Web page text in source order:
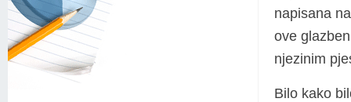
napisana
ove
njezinim
Bilo kako